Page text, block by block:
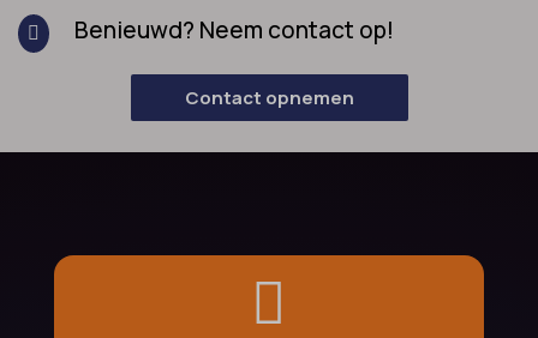
 Benieuwd? Neem contact op!
Contact opnemen
